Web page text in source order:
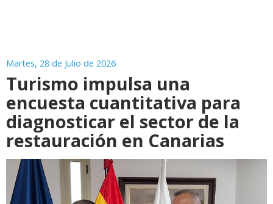
Martes, 28 de Julio de 2026
Turismo impulsa una
encuesta cuantitativa para
diagnosticar el sector de la
restauración en Canarias